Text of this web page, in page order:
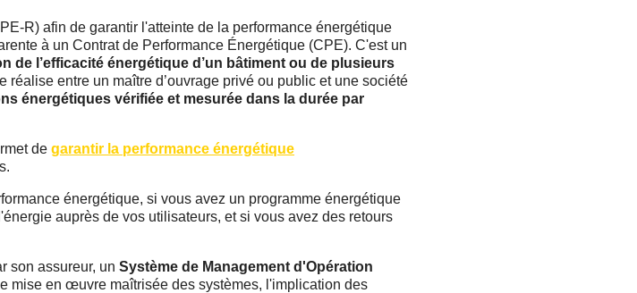
R) afin de garantir l'atteinte de la performance énergétique
à un Contrat de Performance Énergétique (CPE). C'est un
l’efficacité énergétique d’un bâtiment ou de plusieurs
réalise entre un maître d’ouvrage privé ou public et une société
énergétiques vérifiée et mesurée dans la durée par
de garantir la performance énergétique
énergétique, si vous avez un programme énergétique
auprès de vos utilisateurs, et si vous avez des retours
son assureur, un Système de Management d'Opération
mise en œuvre maîtrisée des systèmes, l'implication des